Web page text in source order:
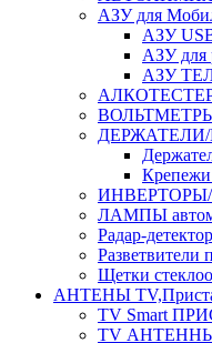
АЗУ для
АЗУ
АЗУ для
АЗУ
Крепежи
ИНВЕРТОРЫ/
ЛАМПЫ
Радар-
Разветвители
Щетки
АНТЕНЫ
TV Smart
TV